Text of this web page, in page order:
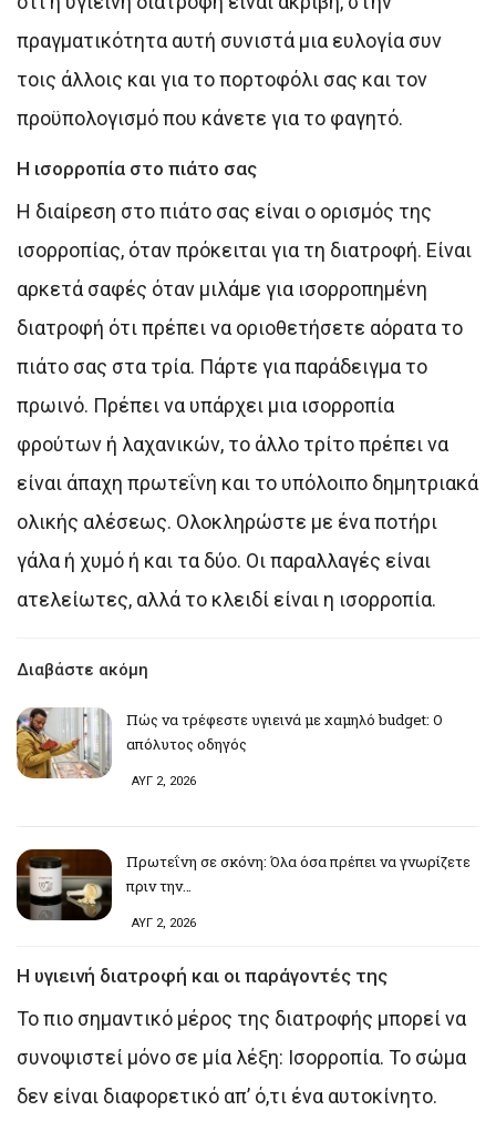
πραγματικότητα αυτή συνιστά μια ευλογία συν
τοις άλλοις και για το πορτοφόλι σας και τον
προϋπολογισμό που κάνετε για το φαγητό.
Η ισορροπία στο πιάτο σας
Η διαίρεση στο πιάτο σας είναι ο ορισμός της
ισορροπίας, όταν πρόκειται για τη διατροφή. Είναι
αρκετά σαφές όταν μιλάμε για ισορροπημένη
διατροφή ότι πρέπει να οριοθετήσετε αόρατα το
πιάτο σας στα τρία. Πάρτε για παράδειγμα το
πρωινό. Πρέπει να υπάρχει μια ισορροπία
φρούτων ή λαχανικών, το άλλο τρίτο πρέπει να
είναι άπαχη πρωτεΐνη και το υπόλοιπο δημητριακά
ολικής αλέσεως. Ολοκληρώστε με ένα ποτήρι
γάλα ή χυμό ή και τα δύο. Οι παραλλαγές είναι
ατελείωτες, αλλά το κλειδί είναι η ισορροπία.
Διαβάστε ακόμη
Πώς να τρέφεστε υγιεινά με χαμηλό budget: Ο
απόλυτος οδηγός
ΑΥΓ 2, 2026
Πρωτεΐνη σε σκόνη: Όλα όσα πρέπει να γνωρίζετε
πριν την…
ΑΥΓ 2, 2026
Η υγιεινή διατροφή και οι παράγοντές της
Το πιο σημαντικό μέρος της διατροφής μπορεί να
συνοψιστεί μόνο σε μία λέξη: Ισορροπία. Το σώμα
δεν είναι διαφορετικό απ’ ό,τι ένα αυτοκίνητο.